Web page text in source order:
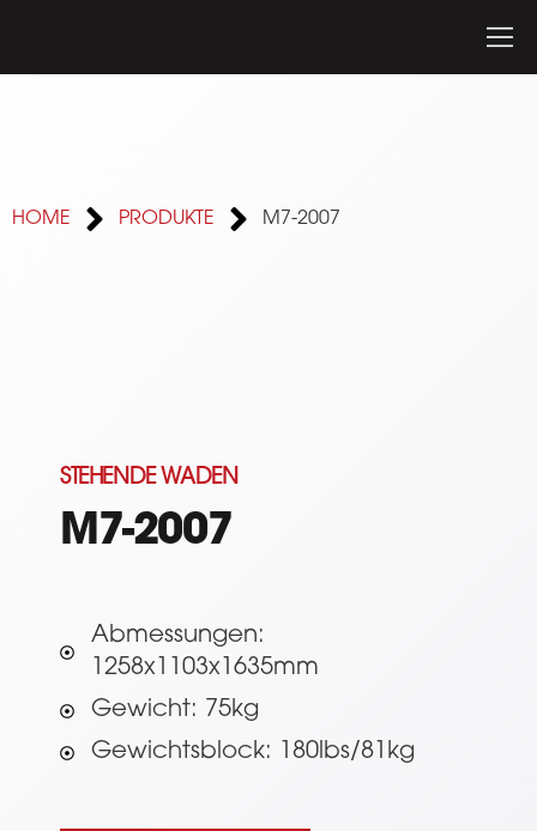
HOME PRODUKTE M7-2007
STEHENDE WADEN
M7-2007
Abmessungen:
1258x1103x1635mm
Gewicht: 75kg
Gewichtsblock: 180lbs/81kg